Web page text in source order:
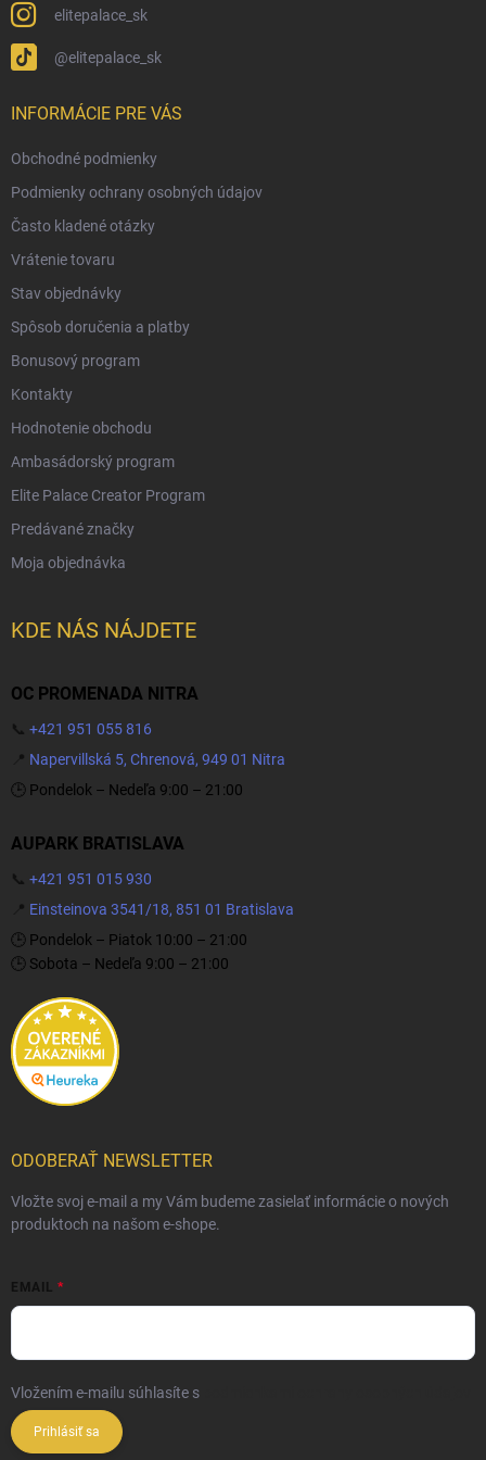
elitepalace_sk
@elitepalace_sk
INFORMÁCIE PRE VÁS
Obchodné podmienky
Podmienky ochrany osobných údajov
Často kladené otázky
Vrátenie tovaru
Stav objednávky
Spôsob doručenia a platby
Bonusový program
Kontakty
Hodnotenie obchodu
Ambasádorský program
Elite Palace Creator Program
Predávané značky
Moja objednávka
KDE NÁS NÁJDETE
OC PROMENADA NITRA
📞 +421 951 055 816
📍 Napervillská 5, Chrenová, 949 01 Nitra
🕒 Pondelok – Nedeľa 9:00 – 21:00
AUPARK BRATISLAVA
📞 +421 951 015 930
📍 Einsteinova 3541/18, 851 01 Bratislava
🕒 Pondelok – Piatok 10:00 – 21:00
🕒 Sobota – Nedeľa 9:00 – 21:00
ODOBERAŤ NEWSLETTER
Vložte svoj e-mail a my Vám budeme zasielať informácie o nových
produktoch na našom e-shope.
EMAIL
Vložením e-mailu súhlasíte s
Prihlásiť sa